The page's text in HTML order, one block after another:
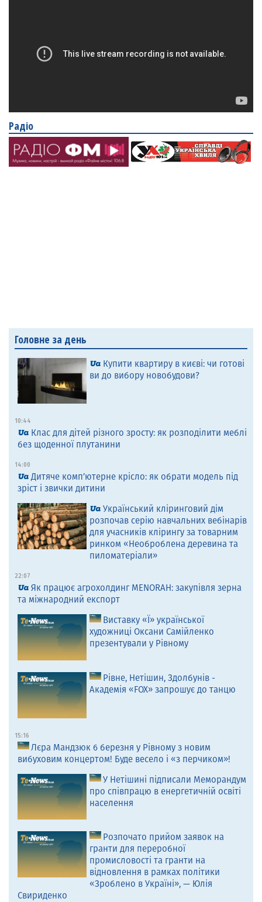
Радіо
Головне за день
Купити квартиру в києві: чи готові
ви до вибору новобудови?
10:44
Клас для дітей різного зросту: як розподілити меблі
без щоденної плутанини
14:00
Дитяче комп’ютерне крісло: як обрати модель під
зріст і звички дитини
Український кліринговий дім
розпочав серію навчальних вебінарів
для учасників клірингу за товарним
ринком «Необроблена деревина та
пиломатеріали»
22:07
Як працює агрохолдинг MENORAH: закупівля зерна
та міжнародний експорт
Виставку «Ї» української
художниці Оксани Самійленко
презентували у Рівному
Рівне, Нетішин, Здолбунів -
Академія «FOX» запрошує до танцю
15:16
Лєра Мандзюк 6 березня у Рівному з новим
вибуховим концертом! Буде весело і «з перчиком»!
У Нетішині підписали Меморандум
про співпрацю в енергетичній освіті
населення
Розпочато прийом заявок на
гранти для переробної
промисловості та гранти на
відновлення в рамках політики
«Зроблено в Україні», — Юлія
Свириденко